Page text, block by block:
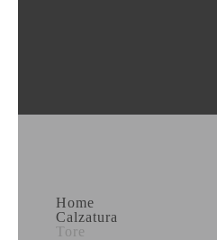
Home
Calzatura
Tore